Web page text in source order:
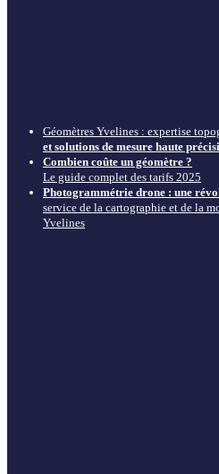
Géomètres Yvelines : expertise
et solutions de mesure haute
Combien coûte un géomètre ?
Le guide complet des tarifs 2025
Photogrammétrie drone : une
service de la cartographie et de la
Yvelines